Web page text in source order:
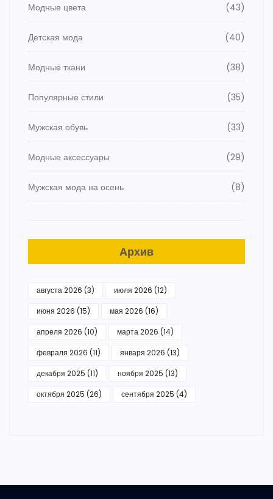
Модные цвета (43)
Детская мода (40)
Модные ткани (38)
Популярные стили (35)
Мужская обувь (33)
Модные аксессуары (29)
Мужская мода на осень (8)
Архив
августа 2026 (3) июля 2026 (12)
июня 2026 (15) мая 2026 (16)
апреля 2026 (10) марта 2026 (14)
февраля 2026 (11) января 2026 (13)
декабря 2025 (11) ноября 2025 (13)
октября 2025 (26) сентября 2025 (4)